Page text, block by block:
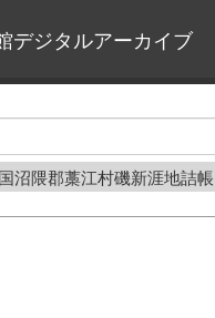
デジタルアーカイブ
沼隈郡藁江村磯新涯地詰